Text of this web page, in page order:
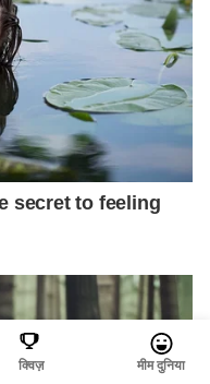
क्विज़ मीम दुनिया